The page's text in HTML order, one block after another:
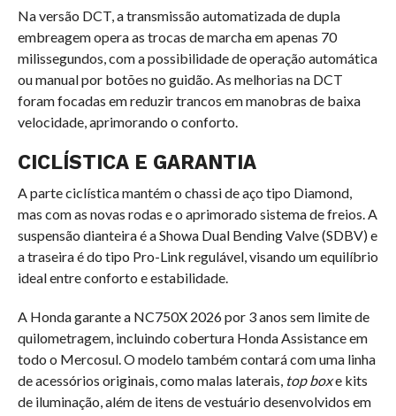
Na versão DCT, a transmissão automatizada de dupla
embreagem opera as trocas de marcha em apenas 70
milissegundos, com a possibilidade de operação automática
ou manual por botões no guidão. As melhorias na DCT
foram focadas em reduzir trancos em manobras de baixa
velocidade, aprimorando o conforto.
CICLÍSTICA E GARANTIA
A parte ciclística mantém o chassi de aço tipo Diamond,
mas com as novas rodas e o aprimorado sistema de freios. A
suspensão dianteira é a Showa Dual Bending Valve (SDBV) e
a traseira é do tipo Pro-Link regulável, visando um equilíbrio
ideal entre conforto e estabilidade.
A Honda garante a NC750X 2026 por 3 anos sem limite de
quilometragem, incluindo cobertura Honda Assistance em
todo o Mercosul. O modelo também contará com uma linha
de acessórios originais, como malas laterais, top boxe kits
de iluminação, além de itens de vestuário desenvolvidos em